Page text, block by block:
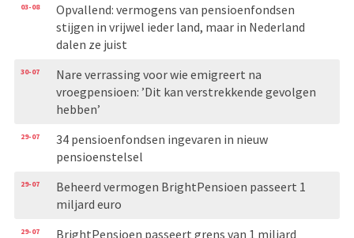
03-08
Opvallend: vermogens van pensioenfondsen
stijgen in vrijwel ieder land, maar in Nederland
dalen ze juist
30-07
Nare verrassing voor wie emigreert na
vroegpensioen: ’Dit kan verstrekkende gevolgen
hebben’
29-07
34 pensioenfondsen ingevaren in nieuw
pensioenstelsel
29-07
Beheerd vermogen BrightPensioen passeert 1
miljard euro
29-07 BrightPensioen passeert grens van 1 miljard